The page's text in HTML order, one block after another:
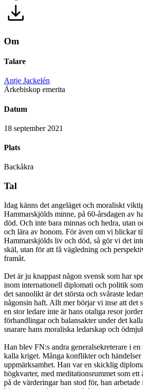
Om
Talare
Antje Jackelén
Ärkebiskop emerita
Datum
18 september 2021
Plats
Backåkra
Tal
Idag känns det angeläget och moraliskt
Hammarskjölds minne, på 60-årsdagen av
död. Och inte bara minnas och hedra, utan
och lära av honom. För även om vi blickar
Hammarskjölds liv och död, så gör vi det
skäl, utan för att få vägledning och
framåt.
Det är ju knappast någon svensk som har
inom internationell diplomati och politik
det sannolikt är det största och svåraste
någonsin haft. Allt mer börjar vi inse att det
en stor ledare inte är hans otaliga resor
förhandlingar och balansakter under det
snarare hans moraliska ledarskap och
Han blev FN:s andra generalsekreterare i
kalla kriget. Många konflikter och händelser
uppmärksamhet. Han var en skicklig
högkvarter, med meditationsrummet som ett
på de värderingar han stod för, han arbetade